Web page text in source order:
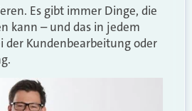
Es gibt immer Dinge, die
kann – und das in jedem
der Kundenbearbeitung oder